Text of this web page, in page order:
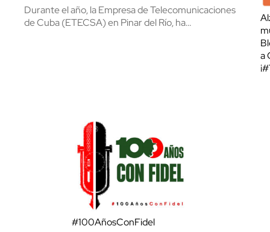
Durante el año, la Empresa de Telecomunicaciones
de Cuba (ETECSA) en Pinar del Río, ha…
a
#100AñosConFidel